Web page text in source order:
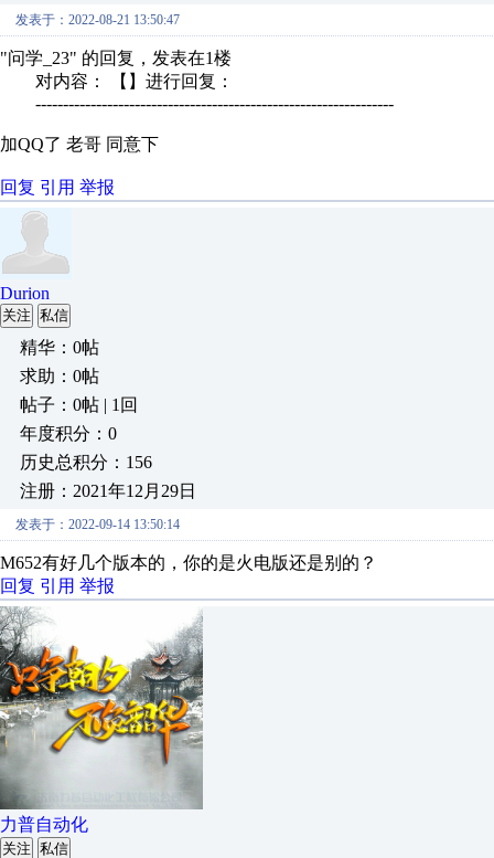
发表于：2022-08-21 13:50:47
"问学_23" 的回复，发表在1楼
对内容： 【】进行回复：
-----------------------------------------------------------------
加QQ了 老哥 同意下
回复 引用 举报
Durion
关注 私信
精华：0帖
求助：0帖
帖子：0帖 | 1回
年度积分：0
历史总积分：156
注册：2021年12月29日
发表于：2022-09-14 13:50:14
M652有好几个版本的，你的是火电版还是别的？
回复 引用 举报
力普自动化
关注 私信